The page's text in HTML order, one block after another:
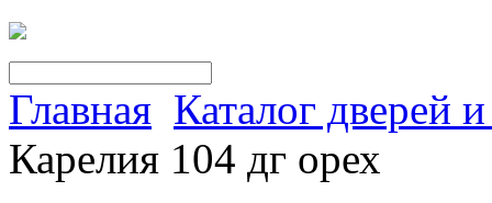
Главная Каталог дверей
Карелия 104 дг орех